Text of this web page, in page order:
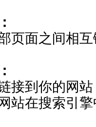
页面之间相
接到你的网
站在搜索引